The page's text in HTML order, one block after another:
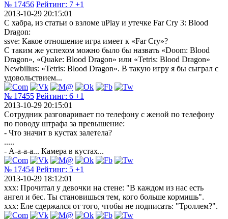
№ 17456 Рейтинг: 7 +1
2013-10-29 20:15:01
С хабра, из статьи о взломе uPlay и утечке Far Cry 3: Blood
Dragon:
ssve: Какое отношение игра имеет к «Far Cry»?
С таким же успехом можно было бы назвать «Doom: Blood
Dragon», «Quake: Blood Dragon» или «Tetris: Blood Dragon»
Newbilius: «Tetris: Blood Dragon». В такую игру я бы сыграл с
удовольствием...
№ 17455 Рейтинг: 6 +1
2013-10-29 20:15:01
Сотрудник разговаривает по телефону с женой по телефону
по поводу штрафа за превышение:
- Что значит в кустах залетела?
.....
- А-а-а-а... Камера в кустах...
№ 17454 Рейтинг: 5 +1
2013-10-29 18:12:01
xxx: Прочитал у девочки на стене: "В каждом из нас есть
ангел и бес. Ты становишься тем, кого больше кормишь".
xxx: Еле сдержался от того, чтобы не подписать: "Троллем?".